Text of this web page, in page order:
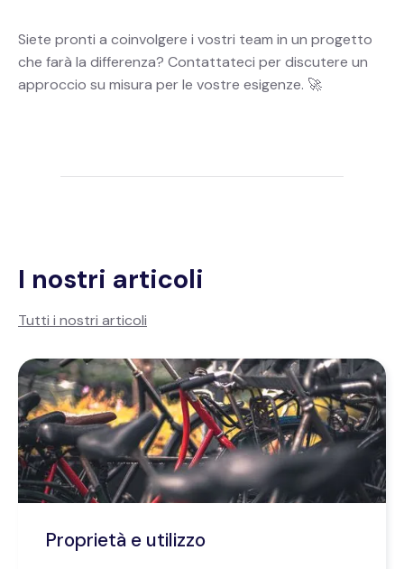
Siete pronti a coinvolgere i vostri team in un progetto
che farà la differenza? Contattateci per discutere un
approccio su misura per le vostre esigenze. 🚀
I nostri articoli
Tutti i nostri articoli
Proprietà e utilizzo